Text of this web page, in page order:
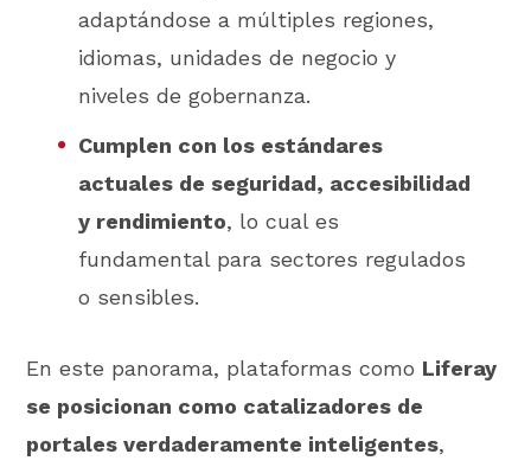
adaptándose a múltiples regiones,
idiomas, unidades de negocio y
niveles de gobernanza.
Cumplen con los estándares
actuales de seguridad, accesibilidad
y rendimiento, lo cual es
fundamental para sectores regulados
o sensibles.
En este panorama, plataformas como Liferay
se posicionan como catalizadores de
portales verdaderamente inteligentes,